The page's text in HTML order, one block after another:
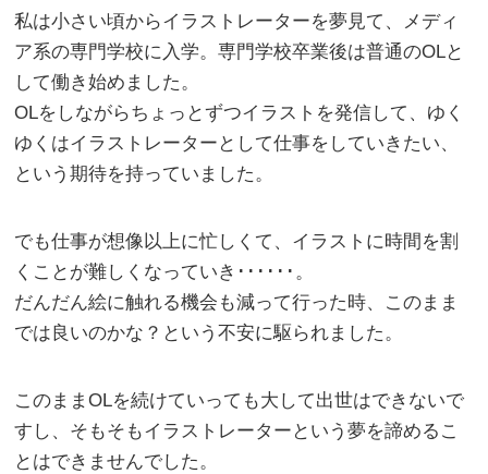
私は小さい頃からイラストレーターを夢見て、メディ
ア系の専門学校に入学。専門学校卒業後は普通のOLと
して働き始めました。
OLをしながらちょっとずつイラストを発信して、ゆく
ゆくはイラストレーターとして仕事をしていきたい、
という期待を持っていました。
でも仕事が想像以上に忙しくて、イラストに時間を割
くことが難しくなっていき･･････。
だんだん絵に触れる機会も減って行った時、このまま
では良いのかな？という不安に駆られました。
このままOLを続けていっても大して出世はできないで
すし、そもそもイラストレーターという夢を諦めるこ
とはできませんでした。